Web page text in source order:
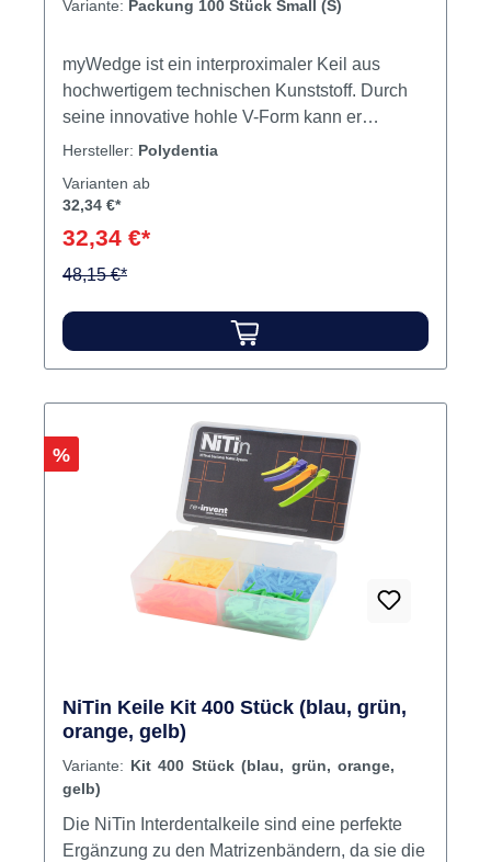
Variante: Packung 100 Stück Small (S)
myWedge ist ein interproximaler Keil aus
hochwertigem technischen Kunststoff. Durch
seine innovative hohle V-Form kann er
komprimiert und an die interproximale
verhindert Beschädigungen an den Papillen,
Anatomie des zervikalen Bereichs des Zahns
heranführt und formt. Das einzigartige
Hinblick auf einfache Handhabung,
Platzierung und Entfernbarkeit mit jeder
Vorteile Innovative hohle V-Form Gerippter
Rundkopf verhindert Abrutschen der Pinzette
Leuchtende Farben zur einfachen Identifikation
Inhalt 100 Interdentalkeile
Hersteller: Polydentia
Varianten ab
32,34 €*
32,34 €*
48,15 €*
Rabatt
%
NiTin Keile Kit 400 Stück (blau, grün,
orange, gelb)
Variante: Kit 400 Stück (blau, grün, orange,
gelb)
Die NiTin Interdentalkeile sind eine perfekte
Ergänzung zu den Matrizenbändern, da sie die